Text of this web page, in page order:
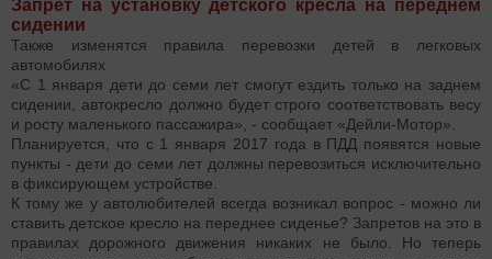
Запрет на установку детского кресла на переднем
сидении
Также изменятся правила перевозки детей в легковых
автомобилях
«С 1 января дети до семи лет смогут ездить только на заднем
сидении, автокресло должно будет строго соответствовать весу
и росту маленького пассажира», - сообщает «Дейли-Мотор».
Планируется, что с 1 января 2017 года в ПДД появятся новые
пункты - дети до семи лет должны перевозиться исключительно
в фиксирующем устройстве.
К тому же у автолюбителей всегда возникал вопрос - можно ли
ставить детское кресло на переднее сиденье? Запретов на это в
правилах дорожного движения никаких не было. Но теперь